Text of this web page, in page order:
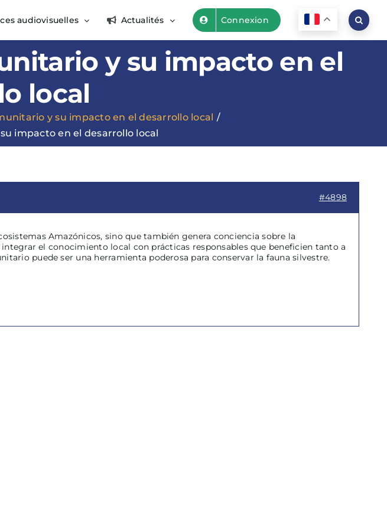
audiovisuelles Actualités Connexion
y su impacto en el
local
y su impacto en el desarrollo local
impacto en el desarrollo local
#4898
Amazónicos, sino que también genera conciencia sobre la
el conocimiento local con prácticas responsables que beneficien tanto a
puede ser una herramienta poderosa para conservar la fauna silvestre.